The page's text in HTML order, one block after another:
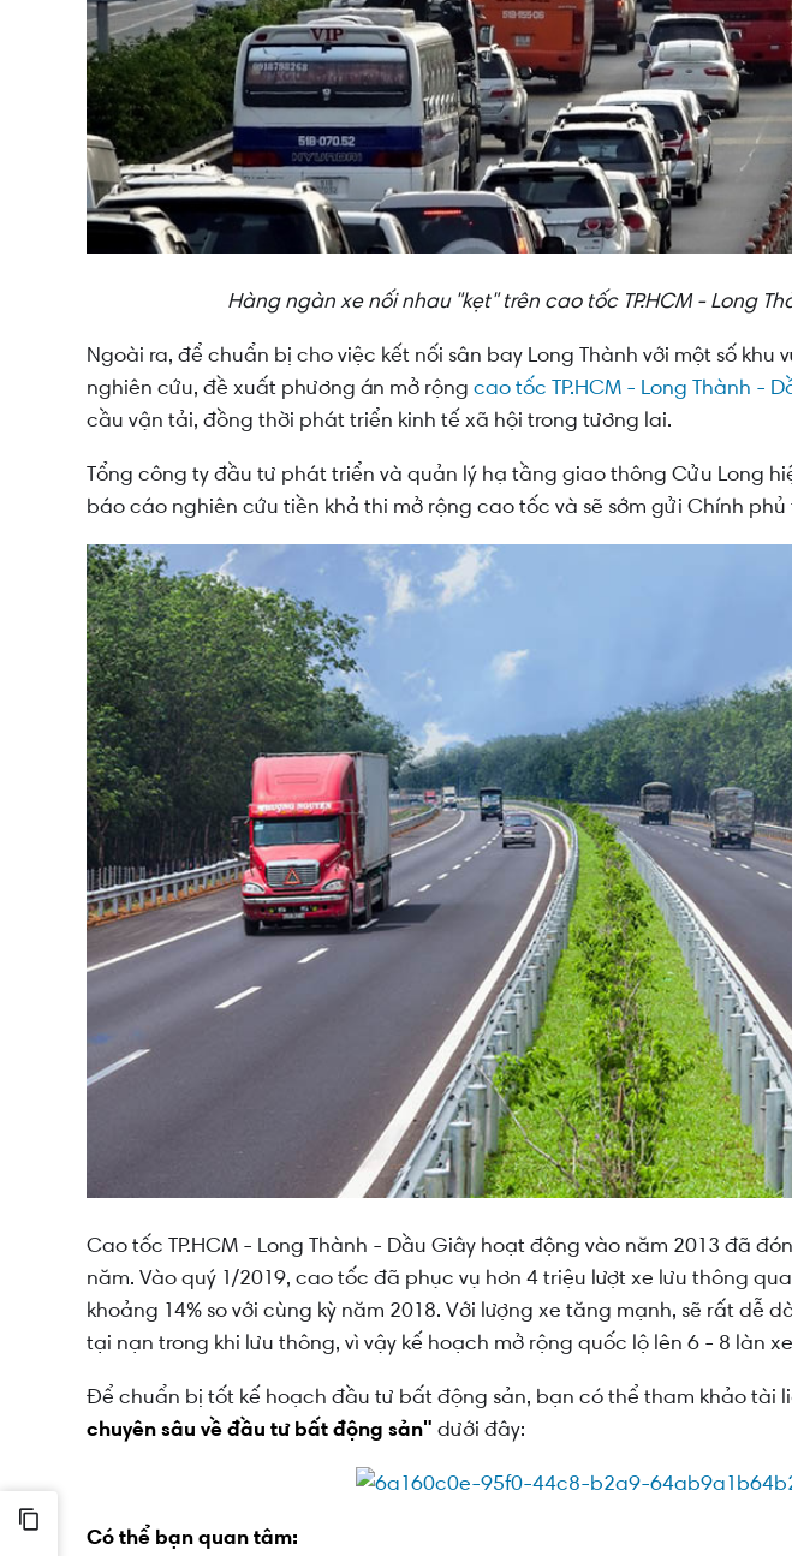
Hàng ngàn xe nối nhau "kẹt" trên cao tốc TP.HCM - Long
Ngoài ra, để chuẩn bị cho việc kết nối sân bay Long Thành với một số khu
nghiên cứu, đề xuất phương án mở rộng cao tốc TP.HCM - Long Thành -
cầu vận tải, đồng thời phát triển kinh tế xã hội trong tương lai.
Tổng công ty đầu tư phát triển và quản lý hạ tầng giao thông Cửu Long
báo cáo nghiên cứu tiền khả thi mở rộng cao tốc và sẽ sớm gửi Chính
Cao tốc TP.HCM - Long Thành - Dầu Giây hoạt động vào năm 2013 đã
năm. Vào quý 1/2019, cao tốc đã phục vụ hơn 4 triệu lượt xe lưu thông
khoảng 14% so với cùng kỳ năm 2018. Với lượng xe tăng mạnh, sẽ rất dễ
tại nạn trong khi lưu thông, vì vậy kế hoạch mở rộng quốc lộ lên 6 - 8 làn
Để chuẩn bị tốt kế hoạch đầu tư bất động sản, bạn có thể tham khảo tài
chuyên sâu về đầu tư bất động sản" dưới đây:
Có thể bạn quan tâm: